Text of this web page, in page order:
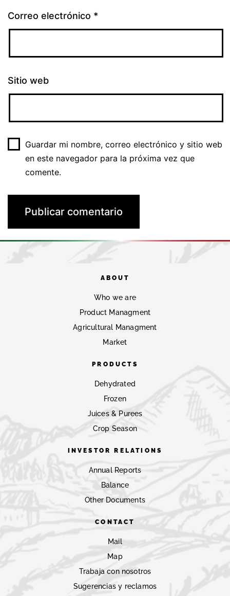
Correo electrónico *
Sitio web
Guardar mi nombre, correo electrónico y sitio web
en este navegador para la próxima vez que
comente.
ABOUT
Who we are
Product Managment
Agricultural Managment
Market
PRODUCTS
Dehydrated
Frozen
Juices & Purees
Crop Season
INVESTOR RELATIONS
Annual Reports
Balance
Other Documents
CONTACT
Mail
Map
Trabaja con nosotros
Sugerencias y reclamos